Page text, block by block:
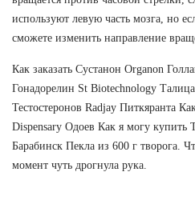
используют левую часть мозга, но
сможете изменить направление
Как заказать Сустанон Organon
Гонадорелин St Biotechnology
Тестостеронов Radjay Питкяранта
Dispensary Одоев Как я могу купить
Барабинск Пекла из 600 г творога.
момент чуть дрогнула рука.